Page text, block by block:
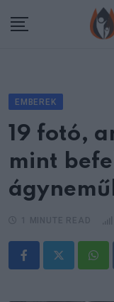
EMBEREK
19 fotó,
mint